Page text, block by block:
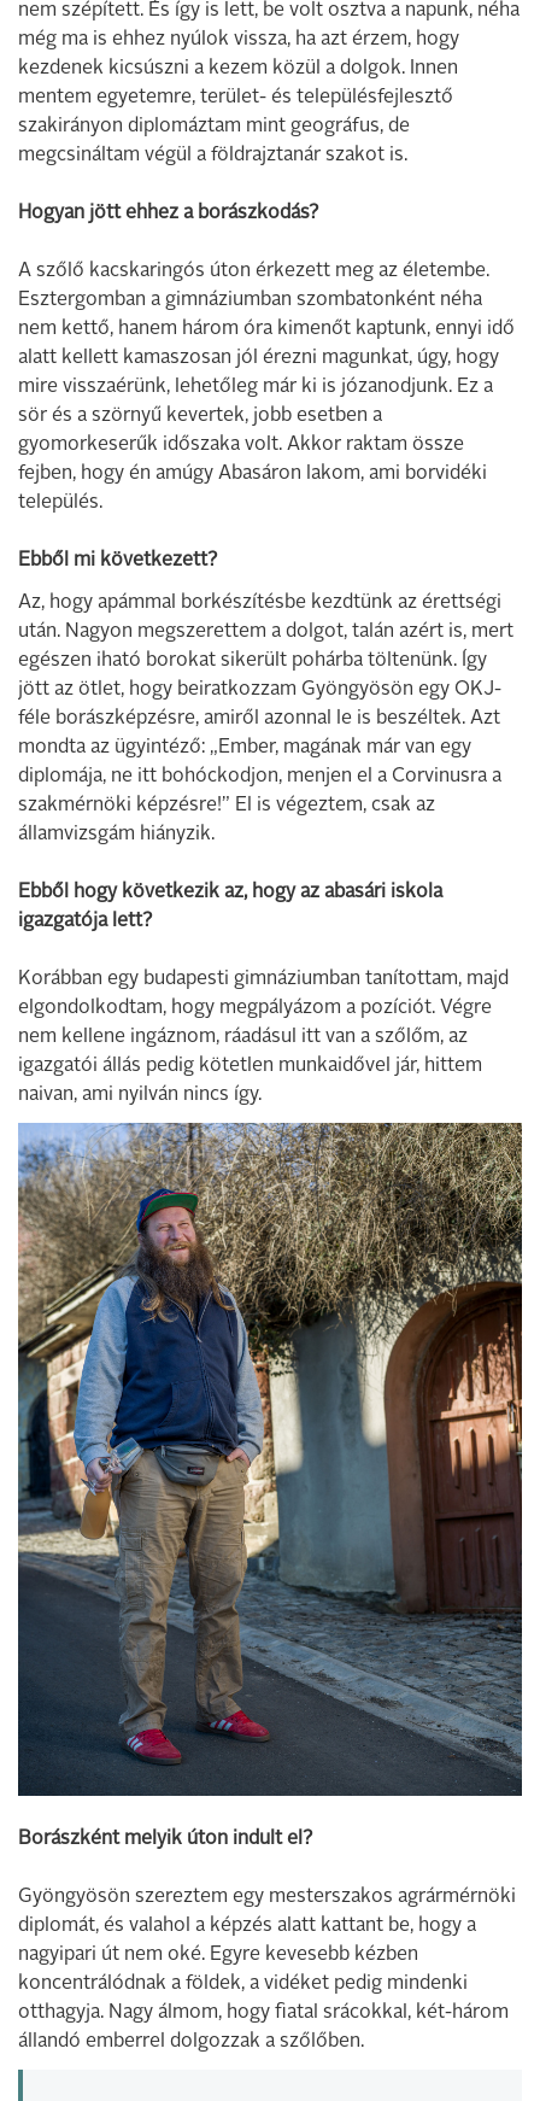
nem szépített. És így is lett, be volt osztva a napunk, néha
még ma is ehhez nyúlok vissza, ha azt érzem, hogy
kezdenek kicsúszni a kezem közül a dolgok. Innen
mentem egyetemre, terület- és településfejlesztő
szakirányon diplomáztam mint geográfus, de
megcsináltam végül a földrajztanár szakot is.
Hogyan jött ehhez a borászkodás?
A szőlő kacskaringós úton érkezett meg az életembe.
Esztergomban a gimnáziumban szombatonként néha
nem kettő, hanem három óra kimenőt kaptunk, ennyi idő
alatt kellett kamaszosan jól érezni magunkat, úgy, hogy
mire visszaérünk, lehetőleg már ki is józanodjunk. Ez a
sör és a szörnyű kevertek, jobb esetben a
gyomorkeserűk időszaka volt. Akkor raktam össze
fejben, hogy én amúgy Abasáron lakom, ami borvidéki
település.
Ebből mi következett?
Az, hogy apámmal borkészítésbe kezdtünk az érettségi
után. Nagyon megszerettem a dolgot, talán azért is, mert
egészen iható borokat sikerült pohárba töltenünk. Így
jött az ötlet, hogy beiratkozzam Gyöngyösön egy OKJ-
féle borászképzésre, amiről azonnal le is beszéltek. Azt
mondta az ügyintéző: „Ember, magának már van egy
diplomája, ne itt bohóckodjon, menjen el a Corvinusra a
szakmérnöki képzésre!” El is végeztem, csak az
államvizsgám hiányzik.
Ebből hogy következik az, hogy az abasári iskola
igazgatója lett?
Korábban egy budapesti gimnáziumban tanítottam, majd
elgondolkodtam, hogy megpályázom a pozíciót. Végre
nem kellene ingáznom, ráadásul itt van a szőlőm, az
igazgatói állás pedig kötetlen munkaidővel jár, hittem
naivan, ami nyilván nincs így.
Borászként melyik úton indult el?
Gyöngyösön szereztem egy mesterszakos agrármérnöki
diplomát, és valahol a képzés alatt kattant be, hogy a
nagyipari út nem oké. Egyre kevesebb kézben
koncentrálódnak a földek, a vidéket pedig mindenki
otthagyja. Nagy álmom, hogy fiatal srácokkal, két-három
állandó emberrel dolgozzak a szőlőben.